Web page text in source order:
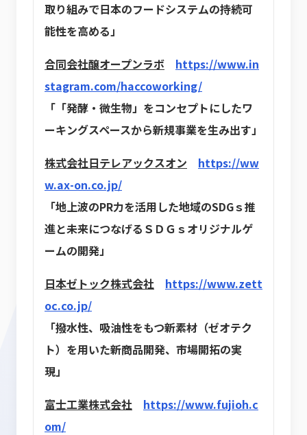
取り組みで日本のフードシステムの持続可
能性を高める」
合同会社醸オープンラボ
https://www.in
stagram.com/haccoworking/
「「発酵・微生物」をコンセプトにしたワ
ーキングスペースから新規事業を生み出す」
株式会社日テレアックスオン
https://ww
w.ax-on.co.jp/
「地上波のPR力を活用した地域のSDGｓ推
進と未来につなげるＳＤＧｓオリジナルゲ
ームの開発」
日本ゼトック株式会社
https://www.zett
oc.co.jp/
「撥水性、吸油性をもつ新素材（ゼオテク
ト）を用いた新商品開発、市場開拓の実
現」
富士工業株式会社
https://www.fujioh.c
om/